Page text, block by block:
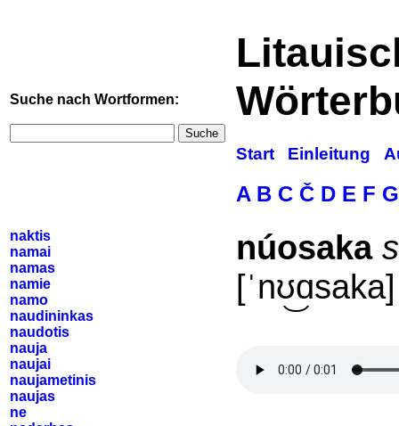
Suche nach Wortformen:
Suche
Start Einleitung
A B C Č D E F G
naktis
namai
namas
namie
namo
naudininkas
naudotis
nauja
naujai
naujametinis
naujas
ne
núosaka
[ˈnʊ͜ɑsaka]